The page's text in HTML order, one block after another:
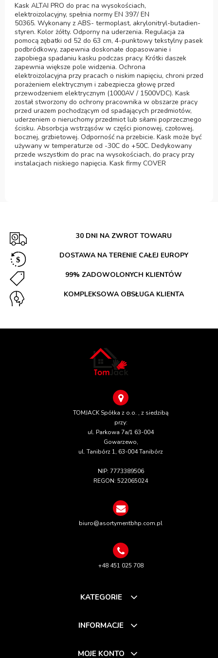
Kask ALTAI PRO do prac na wysokościach,
elektroizolacyjny, spełnia normy EN 397/ EN
50365. Wykonany z ABS- termoplast, akrylonitryl-butadien-
styren. Kolor żółty. Odporny na uderzenia. Regulacja za
pomocą zębatki od 52 do 63 cm, 4-punktowy tekstylny pasek
podbródkowy, zapewnia doskonałe dopasowanie i
zapobiega spadaniu kasku podczas pracy. Krótki daszek
zapewnia większe pole widzenia. Ochrona
elektroizolacyjna przy pracach o niskim napięciu, chroni przed
porażeniem elektrycznym i zabezpiecza głowę przed
przewodzeniem elektrycznym (1000AV / 1500VDC). Kask
został stworzony do ochrony pracownika w obszarze pracy
przed urazem pochodzącym od spadających przedmiotów,
uderzeniem o nieruchomy przedmiot lub siłami poprzecznego
ścisku. Absorbcja wstrząsów w części pionowej, czołowej,
bocznej, grzbietowej. Odporność na przebicie. Kask może być
używany w temperaturze od -30C do +50C. Dedykowany
przede wszystkim do prac na wysokościach, do pracy przy
instalacjach niskiego napięcia. Kask firmy COVER
30 DNI NA ZWROT TOWARU
DOSTAWA NA TERENIE CAŁEJ EUROPY
99% ZADOWOLONYCH KLIENTÓW
KOMPLEKSOWA OBSŁUGA KLIENTA
TOMJACK Spółka z o.o. , z siedzibą
przy:
ul. Parkowa 7a/1 63-004
Gowarzewo,
ul. Tanibórz 1, 63-004 Tanibórz
NIP: 7773389506
REGON: 522065024
biuro@asortymentbhp.com.pl
+48 451 025 708
KATEGORIE
INFORMACJE
MOJE KONTO